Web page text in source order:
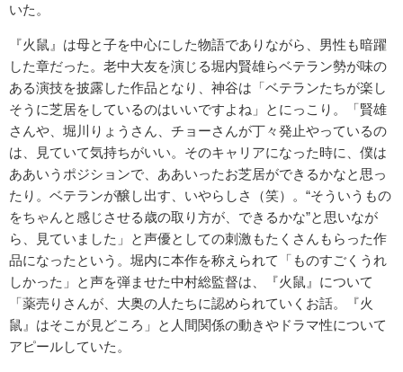
いた。
『火鼠』は母と子を中心にした物語でありながら、男性も暗躍
した章だった。老中大友を演じる堀内賢雄らベテラン勢が味の
ある演技を披露した作品となり、神谷は「ベテランたちが楽し
そうに芝居をしているのはいいですよね」とにっこり。「賢雄
さんや、堀川りょうさん、チョーさんが丁々発止やっているの
は、見ていて気持ちがいい。そのキャリアになった時に、僕は
ああいうポジションで、ああいったお芝居ができるかなと思っ
たり。ベテランが醸し出す、いやらしさ（笑）。“そういうもの
をちゃんと感じさせる歳の取り方が、できるかな”と思いなが
ら、見ていました」と声優としての刺激もたくさんもらった作
品になったという。堀内に本作を称えられて「ものすごくうれ
しかった」と声を弾ませた中村総監督は、『火鼠』について
「薬売りさんが、大奥の人たちに認められていくお話。『火
鼠』はそこが見どころ」と人間関係の動きやドラマ性について
アピールしていた。